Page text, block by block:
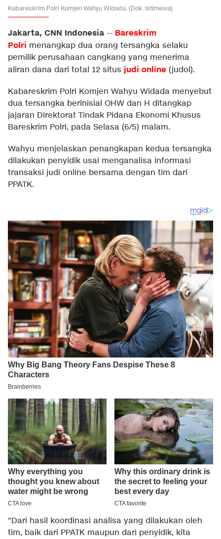
Kabareskrim Polri Komjen Wahyu Widada. (Dok. Istimewa)
Jakarta, CNN Indonesia -- Bareskrim
Polri menangkap dua orang tersangka selaku
pemilik perusahaan cangkang yang menerima
aliran dana dari total 12 situs judi online (judol).
Kabareskrim Polri Komjen Wahyu Widada menyebut
dua tersangka berinisial OHW dan H ditangkap
jajaran Direktorat Tindak Pidana Ekonomi Khusus
Bareskrim Polri, pada Selasa (6/5) malam.
Wahyu menjelaskan penangkapan kedua tersangka
dilakukan penyidik usai menganalisa informasi
transaksi judi online bersama dengan tim dari
PPATK.
"Dari hasil koordinasi analisa yang dilakukan oleh
tim, baik dari PPATK maupun dari penyidik, kita